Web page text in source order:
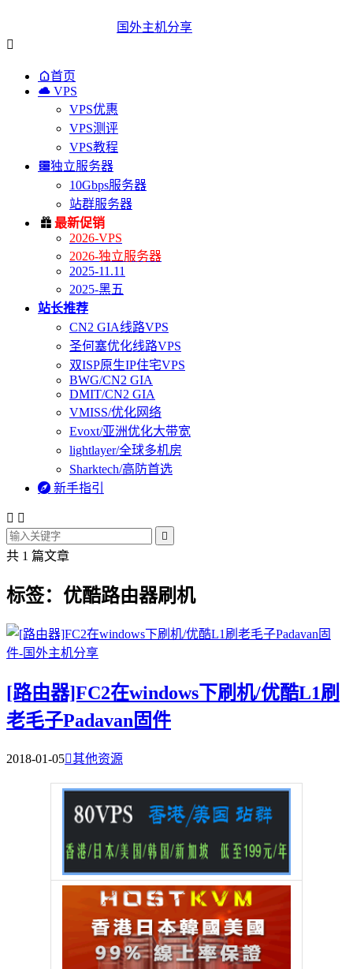
国外主机分享

首页
 VPS
VPS优惠
VPS测评
VPS教程
独立服务器
10Gbps服务器
站群服务器
 最新促销
2026-VPS
2026-独立服务器
2025-11.11
2025-黑五
站长推荐
CN2 GIA线路VPS
圣何塞优化线路VPS
双ISP原生IP住宅VPS
BWG/CN2 GIA
DMIT/CN2 GIA
VMISS/优化网络
Evoxt/亚洲优化大带宽
lightlayer/全球多机房
Sharktech/高防首选
 新手指引
 

共 1 篇文章
标签：优酷路由器刷机
[路由器]FC2在windows下刷机/优酷L1刷
老毛子Padavan固件
2018-01-05其他资源